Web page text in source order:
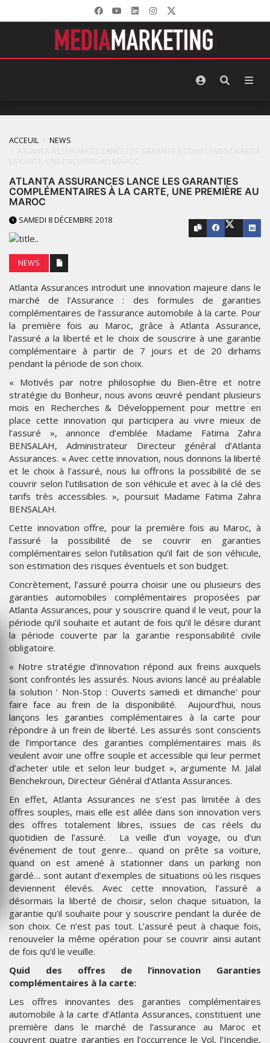
ACCEUIL
NEWS
ATLANTA ASSURANCES LANCE LES GARANTIES
COMPLÉMENTAIRES À LA CARTE, UNE PREMIÈRE AU
MAROC
SAMEDI 8 DÉCEMBRE 2018
NEWS
Atlanta Assurances introduit une innovation majeure dans le
marché de l’Assurance : des formules de garanties
complémentaires de l’assurance automobile à la carte. Pour
la première fois au Maroc, grâce à Atlanta Assurance,
l’assuré a la liberté et le choix de souscrire à une garantie
complémentaire à partir de 7 jours et de 20 dirhams
pendant la période de son choix.
« Motivés par notre philosophie du Bien-être et notre
stratégie du Bonheur, nous avons œuvré pendant plusieurs
mois en Recherches & Développement pour mettre en
place cette innovation qui participera au vivre mieux de
l’assuré », annonce d’emblée Madame Fatima Zahra
BENSALAH, Administrateur Directeur général d’Atlanta
Assurances. « Avec cette innovation, nous donnons la liberté
et le choix à l’assuré, nous lui offrons la possibilité de se
couvrir selon l’utilisation de son véhicule et avec à la clé des
tarifs très accessibles. », poursuit Madame Fatima Zahra
BENSALAH.
Cette innovation offre, pour la première fois au Maroc, à
l’assuré la possibilité de se couvrir en garanties
complémentaires selon l’utilisation qu’il fait de son véhicule,
son estimation des risques éventuels et son budget.
Concrètement, l’assuré pourra choisir une ou plusieurs des
garanties automobiles complémentaires proposées par
Atlanta Assurances, pour y souscrire quand il le veut, pour la
période qu’il souhaite et autant de fois qu’il le désire durant
la période couverte par la garantie responsabilité civile
obligatoire.
« Notre stratégie d’innovation répond aux freins auxquels
sont confrontés les assurés. Nous avions lancé au préalable
la solution ‘ Non-Stop : Ouverts samedi et dimanche’ pour
faire face au frein de la disponibilité. Aujourd’hui, nous
lançons les garanties complémentaires à la carte pour
répondre à un frein de liberté. Les assurés sont conscients
de l’importance des garanties complémentaires mais ils
veulent avoir une offre souple et accessible qui leur permet
d’acheter utile et selon leur budget », argumente M. Jalal
Benchekroun, Directeur Général d’Atlanta Assurances.
En effet, Atlanta Assurances ne s’est pas limitée à des
offres souples, mais elle est allée dans son innovation vers
des offres totalement libres, issues de cas réels du
quotidien de l’assuré. La veille d’un voyage, ou d’un
événement de tout genre… quand on prête sa voiture,
quand on est amené à stationner dans un parking non
gardé… sont autant d’exemples de situations où les risques
deviennent élevés. Avec cette innovation, l’assuré a
désormais la liberté de choisir, selon chaque situation, la
garantie qu’il souhaite pour y souscrire pendant la durée de
son choix. Ce n’est pas tout. L’assuré peut à chaque fois,
renouveler la même opération pour se couvrir ainsi autant
de fois qu’il le veuille.
Quid des offres de l’innovation Garanties
complémentaires à la carte:
Les offres innovantes des garanties complémentaires
automobile à la carte d’Atlanta Assurances, constituent une
première dans le marché de l’assurance au Maroc et
couvrent quatre garanties en l’occurrence le Vol, l’Incendie,